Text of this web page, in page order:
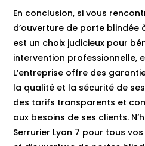
En conclusion, si vous
d’ouverture de porte blindée
est un choix judicieux pour
intervention professionnelle,
L’entreprise offre des
la qualité et la sécurité de
des tarifs transparents et
aux besoins de ses clients.
Serrurier Lyon 7 pour tous